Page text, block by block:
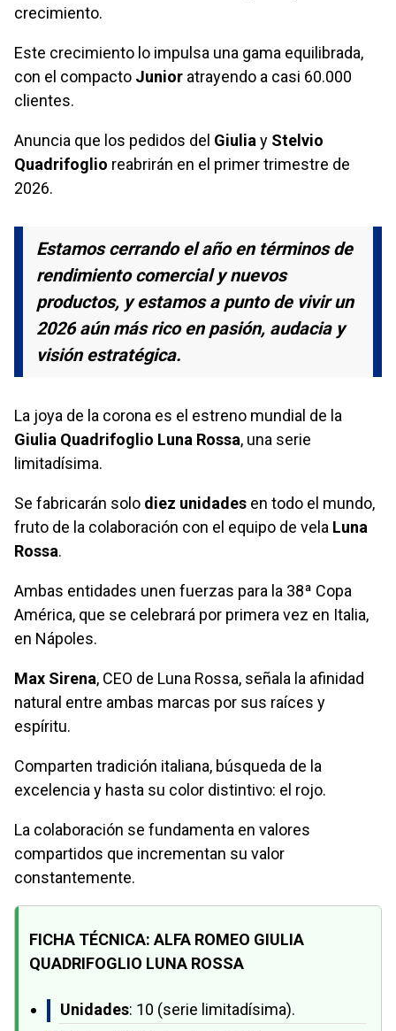
crecimiento.
Este crecimiento lo impulsa una gama equilibrada,
con el compacto Junior atrayendo a casi 60.000
clientes.
Anuncia que los pedidos del Giuliay Stelvio
Quadrifoglio reabrirán en el primer trimestre de
2026.
Estamos cerrando el año en términos de
rendimiento comercial y nuevos
productos, y estamos a punto de vivir un
2026 aún más rico en pasión, audacia y
visión estratégica.
La joya de la corona es el estreno mundial de la
Giulia Quadrifoglio Luna Rossa, una serie
limitadísima.
Se fabricarán solo diez unidades en todo el mundo,
fruto de la colaboración con el equipo de vela Luna
Rossa.
Ambas entidades unen fuerzas para la 38ª Copa
América, que se celebrará por primera vez en Italia,
en Nápoles.
Max Sirena, CEO de Luna Rossa, señala la afinidad
natural entre ambas marcas por sus raíces y
espíritu.
Comparten tradición italiana, búsqueda de la
excelencia y hasta su color distintivo: el rojo.
La colaboración se fundamenta en valores
compartidos que incrementan su valor
constantemente.
FICHA TÉCNICA: ALFA ROMEO GIULIA
QUADRIFOGLIO LUNA ROSSA
Unidades: 10 (serie limitadísima).